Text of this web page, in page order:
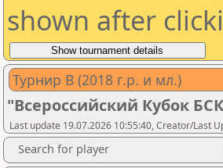
shown after
Турнир В (2018 г.р. и мл.)
"Всероссийский Кубок
Last update 19.07.2026 10:55:40, Creator/Last
Search for player